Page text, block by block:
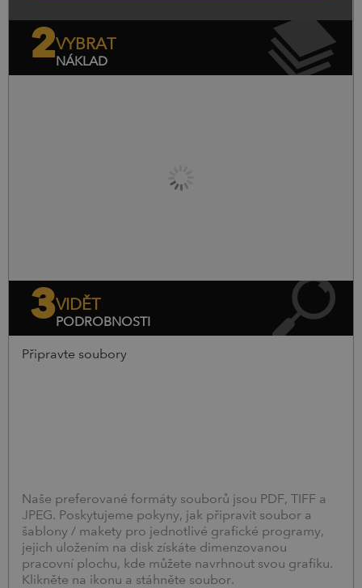
2VYBRAT
NÁKLAD
3VIDĚT
PODROBNOSTI
Připravte soubory
Naše preferované formáty souborů jsou PDF, TIFF a
JPEG. Poskytujeme pokyny, jak připravit soubor a
šablony / makety pro jednotlivé grafické programy,
jejich uložením na disk získáte dimenzovanou
pracovní plochu, kde můžete navrhnout svou grafiku.
Klikněte na ikonu a stáhněte soubor.